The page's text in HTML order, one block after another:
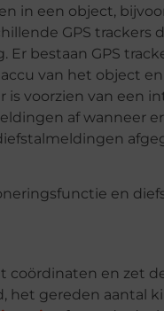
in een object,
GPS trackers
Er bestaan GPS
van het object
is voorzien van een
af wanneer
coördinaten en zet
het gereden aantal